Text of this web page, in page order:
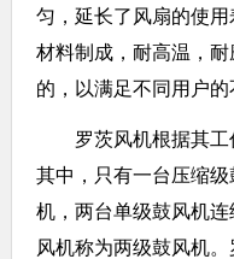
匀，延长了风扇的使
材料制成，耐高温，
的，以满足不同用户的
罗茨风机根据其工
其中，只有一台压缩
机，两台单级鼓风机
风机称为两级鼓风机